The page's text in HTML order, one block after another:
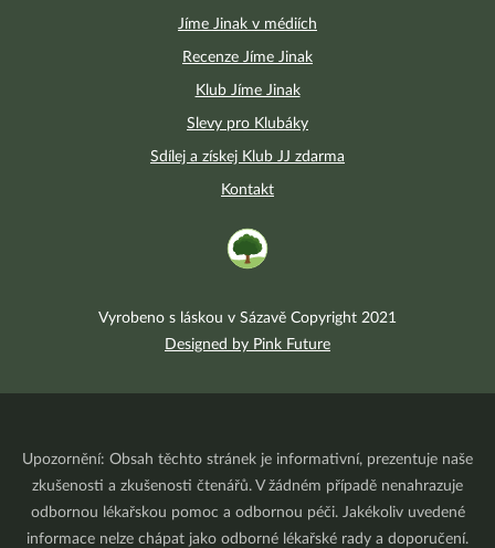
Jíme Jinak v médiích
Recenze Jíme Jinak
Klub Jíme Jinak
Slevy pro Klubáky
Sdílej a získej Klub JJ zdarma
Kontakt
Vyrobeno s láskou v Sázavě Copyright 2021
Designed by Pink Future
Upozornění: Obsah těchto stránek je informativní, prezentuje naše
zkušenosti a zkušenosti čtenářů. V žádném případě nenahrazuje
odbornou lékařskou pomoc a odbornou péči. Jakékoliv uvedené
informace nelze chápat jako odborné lékařské rady a doporučení.